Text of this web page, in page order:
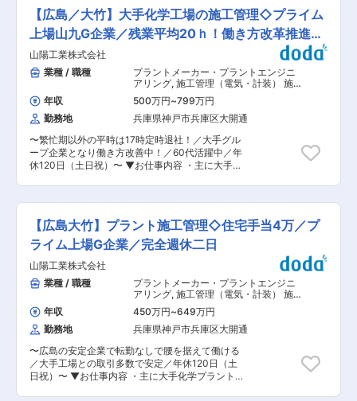
囲：本文参照
いません。 ・資格取得の費用負担はもちろん、各
種資格サポートや手当もございます。 ▼スキルア
ップ 会社として社員の育成に力を入れており、モ
チベーション向上のため資格手当がございます。
◇1級施工管理技士（土木・建築・管）：50,000
円／月 ◇その他資格：3,000円〜10,000円／月
※1級施工管理技士につき資格合格一時金あり：
500,000円 ▼企業魅力 ◎東証プライム上場の山
九グループの一員のため安定した経営基盤と信頼
があり、大手のお客様からの引き合いがございま
す。 ◎1953年の設立以来、化学プラントを中心
に、各種プラントのメンテナンス工事を手がけ、
高度な信頼性を持つ独自技術を確立しています。
4）労働組合との折衝、地域交流業務 ■キャリア
パス： ・将来の経営幹部候補である総合職として
お迎えします。キャリアの中で転居・転勤を伴う
ジョブローテーションがあります。 ・採用や研修
だけではなく、労務管理、行政対応、労働組合と
の協議など、人事として幅広く経験積むことがで
きます。 ・経営と現場双方に近い立場で組織づく
りに携わりながら、将来的にはグループ全体を支
える人材としてキャリアアップを目指せます。 ■
当社について： 洋紙の製造・開発を主力事業とし
ていますが、成長分野であるパッケージ事業、家
庭紙・ヘルスケア事業、ケミカル事業、エネルギ
ー事業にも注力しています。木材の可能性を紙以
外の幅広い分野へ広げるとともに、森林経営も含
めたバリューチェーン全体を通じて木材を余すこ
の安定性・成長性： ・国内トップクラスの製紙メ
ーカー ・自社で森林資源を保有・活用する独自の
バリューチェーン ・紙事業だけでなく、パッケー
ジ・家庭紙・ヘルスケア・ケミカル・エネルギー
事業へ事業拡大 ・環境対応型企業としてESG・脱
炭素経営を推進 ・将来的には売上高1.3兆円規模
を目指す成長戦略を掲げる 変更の範囲：会社の定
める業務
【広島／大竹】大手化学工場の施工管理◇プライム
上場山九G企業／残業平均20ｈ！働き方改革推進
中！
山陽工業株式会社
業種 / 職種
プラントメーカー・プラントエンジニ
アリング, 施工管理（電気・計装） 施
工管理（機械）
年収 500万円~799万円
勤務地
兵庫県神戸市兵庫区大開通
〜繁忙期以外の平時は17時定時退社！／大手グル
ープ企業となり働き方改善中！／60代活躍中／年
休120日（土日祝）〜 ▼お仕事内容 ・主に大手化
程・安全・品質・コスト管理等ご経験に応じて役
割や案件の規模を選定しお任せいたします。 ■働
き方： ・繁忙期は４か月程、残業50ｈ程がメン
バークラスの平均です。 ・それ以外は基本定時17
時退社なので平均すると20h以内ですし、土日祝
休みです。 ■働き方改革推進中！ ・山九のグル
ープ企業となってから、元々無駄な残業はしない
社風だったところに、勤怠管理を徹底の施策と、
発注側からも残業を少なく、工期を延長したりす
ることで残業が抑制されております。 ■一緒に働
くメンバー ・施工管理：30名（20代10名、30代
5名、40代5名、50代5名、60代5名） ・若手が
多く活躍中で、同世代と切磋琢磨しながら成長す
ることができます。 ▼スキルアップ 会社として
社員の育成に力を入れており、モチベーション向
上のため資格手当がございます。 ◇1級施工管理
【広島大竹】プラント施工管理◇住宅手当4万／プ
ライム上場G企業／完全週休二日
山陽工業株式会社
業種 / 職種
プラントメーカー・プラントエンジニ
アリング, 施工管理（電気・計装） 施
工管理（機械）
年収 450万円~649万円
勤務地
兵庫県神戸市兵庫区大開通
〜広島の安定企業で転勤なしで腰を据えて働ける
／大手工場との取引多数で安定／年休120日（土
日祝）〜 ▼お仕事内容 ・主に大手化学プラント